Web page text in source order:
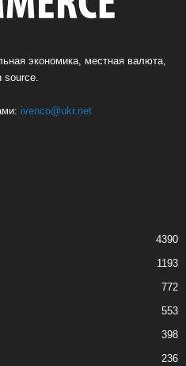
экономика, местная валюта,
source.
ivenco@ukr.net
4390
1193
772
553
398
236